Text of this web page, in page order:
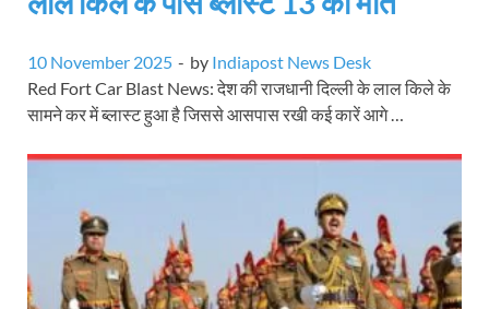
10 November 2025 - by Indiapost News Desk
Red Fort Car Blast News: देश की राजधानी दिल्ली के लाल किले के
सामने कर में ब्लास्ट हुआ है जिससे आसपास रखी कई कारें आगे …